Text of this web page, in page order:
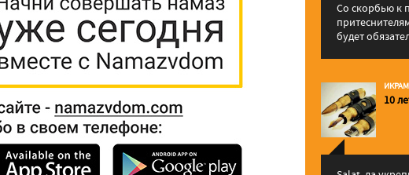
Со скорбью к
будет
10